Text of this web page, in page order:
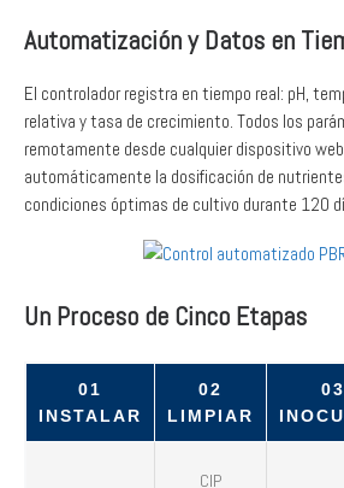
Automatización y Datos en
El controlador registra en tiempo real: pH,
relativa y tasa de crecimiento. Todos los
remotamente desde cualquier dispositivo
automáticamente la dosificación de
condiciones óptimas de cultivo durante 120
Un Proceso de Cinco Etapas
01
INSTALAR
02
LIMPIAR
03
CIP